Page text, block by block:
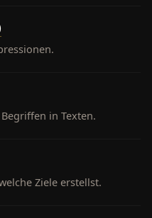
in Texten.
Ziele erstellst.